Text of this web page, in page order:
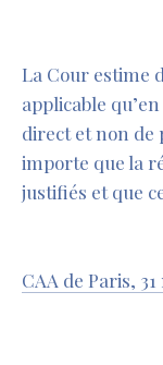
La Cour estime
applicable
direct et non de
importe que la
justifiés et que
CAA de Paris,